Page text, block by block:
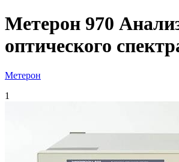
Метерон 970
оптического
Метерон
1